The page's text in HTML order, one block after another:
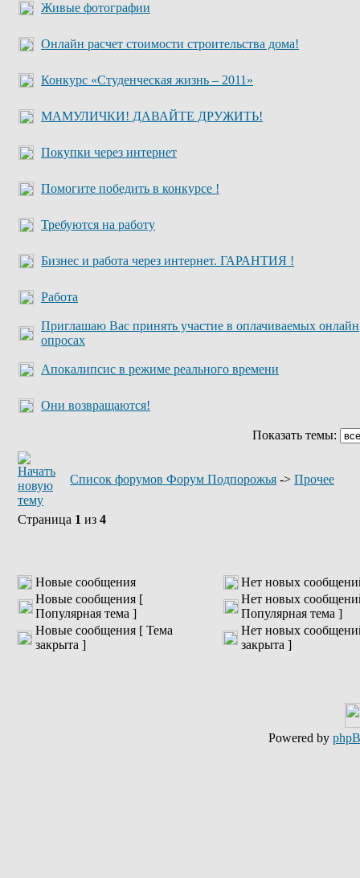
Живые фотографии
Онлайн расчет стоимости строительства дома!
Конкурс «Студенческая жизнь – 2011»
МАМУЛИЧКИ! ДАВАЙТЕ ДРУЖИТЬ!
Покупки через интернет
Помогите победить в конкурсе !
Требуются на работу
Бизнес и работа через интернет. ГАРАНТИЯ !
Работа
Приглашаю Вас принять участие в оплачиваемых онлайн
опросах
Апокалипсис в режиме реального времени
Они возвращаются!
Показать темы:
Список форумов Форум Подпорожья -> Прочее
Страница 1 из 4
Новые сообщения
Нет новых
Новые сообщения [
Популярная тема ]
Нет новых
Популярная тема ]
Новые сообщения [ Тема
закрыта ]
Нет новых
закрыта ]
Powered by